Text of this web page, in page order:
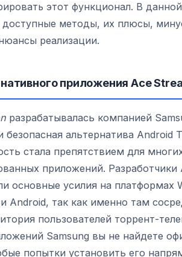
этот функционал. В
доступные методы, их плюсы,
реализации.
приложения Ace
разрабатывалась компанией
безопасная альтернатива Android
стала препятствием для
приложений. Разработчики
основные усилия на платформах
Android, так как именно там
пользователей торрент-
Samsung вы не найдете
попытки установить его